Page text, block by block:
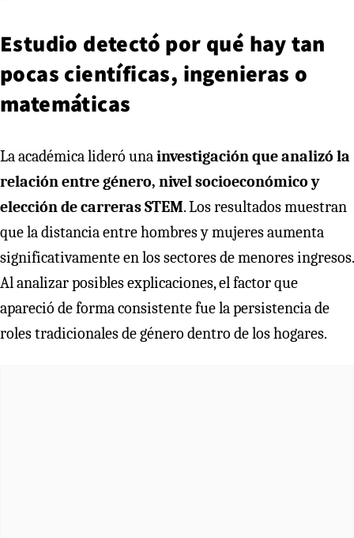
Estudio detectó por qué hay tan
pocas científicas, ingenieras o
matemáticas
La académica lideró unainvestigación que analizó la
relación entre género, nivel socioeconómico y
elección de carreras STEM. Los resultados muestran
que la distancia entre hombres y mujeres aumenta
significativamente en los sectores de menores ingresos.
Al analizar posibles explicaciones, el factor que
apareció de forma consistente fue la persistencia de
roles tradicionales de género dentro de los hogares.